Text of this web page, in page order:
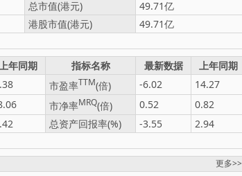
总市值(港元)
49.71亿
港股市值(港元) 49.71亿
年同期 指标名称 最新数据
上年同期
市盈率TTM(倍) -6.02
14.27
市净率MRQ(倍) 0.52
0.82
总资产回报率(%) -3.55 2.94
更多>>